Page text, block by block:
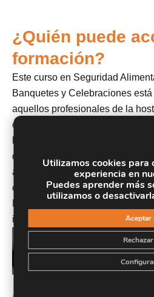
¿Quién puede
formación?
Este curso en Seguridad
Banquetes y Celebraciones
aquellos profesionales de la
cuya tarea requiere la
bebidas y alimentos que sirven
de catering y buffet para eventos
además está dirigido a conocer
cumplir respecto a la nueva
Del mismo modo, está dirigido a
interesada en este sector laboral.
Utilizamos cookies
experiencia en
Puedes aprender más
utilizamos o
Aceptar
Rechazar